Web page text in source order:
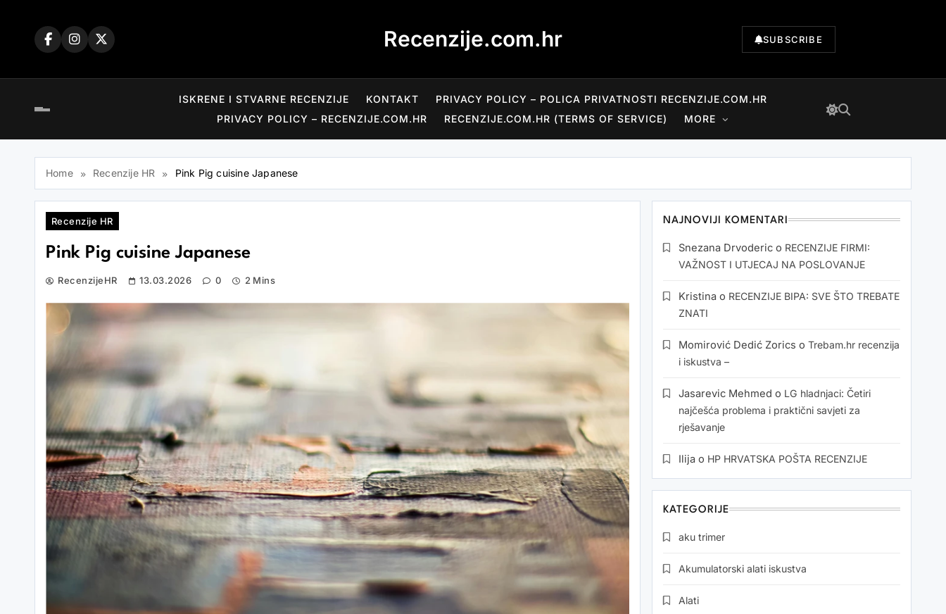
Recenzije.com.hr SUBSCRIBE
ISKRENE I STVARNE RECENZIJE KONTAKT
PRIVACY POLICY – POLICA PRIVATNOSTI RECENZIJE.COM.HR
PRIVACY POLICY – RECENZIJE.COM.HR
RECENZIJE.COM.HR (TERMS OF SERVICE) MORE
Home Recenzije HR Pink Pig cuisine Japanese
Recenzije HR
Pink Pig cuisine Japanese
RecenzijeHR 13.03.2026 0 2 Mins
NAJNOVIJI KOMENTARI
Snezana Drvoderic o RECENZIJE FIRMI:
VAŽNOST I UTJECAJ NA POSLOVANJE
Kristina o RECENZIJE BIPA: SVE ŠTO TREBATE
ZNATI
Momirović Dedić Zorics o Trebam.hr recenzija
i iskustva –
Jasarevic Mehmed o LG hladnjaci: Četiri
najčešća problema i praktični savjeti za
rješavanje
Ilija o HP HRVATSKA POŠTA RECENZIJE
KATEGORIJE
aku trimer
Akumulatorski alati iskustva
Alati